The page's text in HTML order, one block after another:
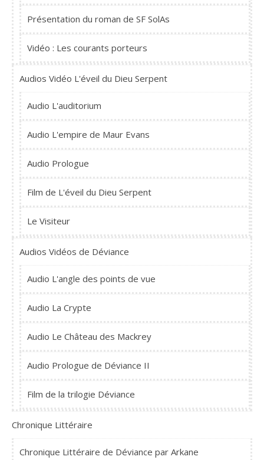
Présentation du roman de SF SolAs
Vidéo : Les courants porteurs
Audios Vidéo L'éveil du Dieu Serpent
Audio L'auditorium
Audio L'empire de Maur Evans
Audio Prologue
Film de L'éveil du Dieu Serpent
Le Visiteur
Audios Vidéos de Déviance
Audio L'angle des points de vue
Audio La Crypte
Audio Le Château des Mackrey
Audio Prologue de Déviance II
Film de la trilogie Déviance
Chronique Littéraire
Chronique Littéraire de Déviance par Arkane